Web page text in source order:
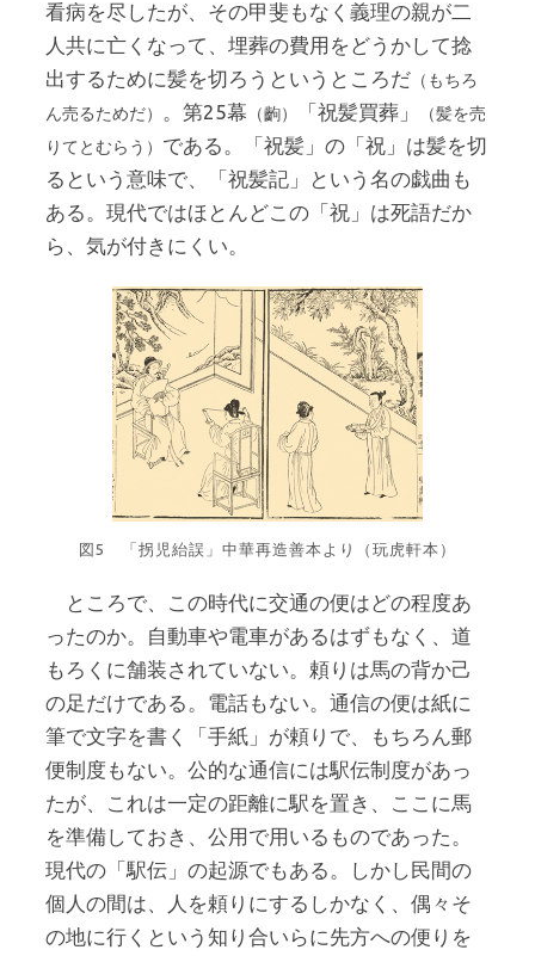
看病を尽したが、その甲斐もなく義理の親が二
人共に亡くなって、埋葬の費用をどうかして捻
出するために髪を切ろうというところだ （もちろ
ん売るためだ）
。第25幕 （齣） 「祝髪買葬」
（髪を売
りてとむらう） である。「祝髪」の「祝」は髪を切
るという意味で、「祝髪記」という名の戯曲も
ある。現代ではほとんどこの「祝」は死語だか
ら、気が付きにくい。
図5 「拐児紿誤」中華再造善本より（玩虎軒本）
ところで、この時代に交通の便はどの程度あ
ったのか。自動車や電車があるはずもなく、道
もろくに舗装されていない。頼りは馬の背か己
の足だけである。電話もない。通信の便は紙に
筆で文字を書く「手紙」が頼りで、もちろん郵
便制度もない。公的な通信には駅伝制度があっ
たが、これは一定の距離に駅を置き、ここに馬
を準備しておき、公用で用いるものであった。
現代の「駅伝」の起源でもある。しかし民間の
個人の間は、人を頼りにするしかなく、偶々そ
の地に行くという知り合いらに先方への便りを